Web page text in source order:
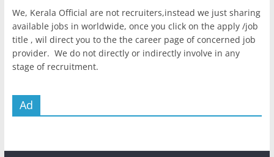
We, Kerala Official are not recruiters,instead we just sharing
available jobs in worldwide, once you click on the apply /job
title , wil direct you to the the career page of concerned job
provider. We do not directly or indirectly involve in any
stage of recruitment.
Ad